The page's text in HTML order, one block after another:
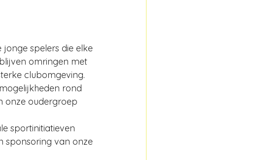
spelers die elke
omringen met
clubomgeving.
rond
onze oudergroep
sportinitiatieven
sponsoring van onze